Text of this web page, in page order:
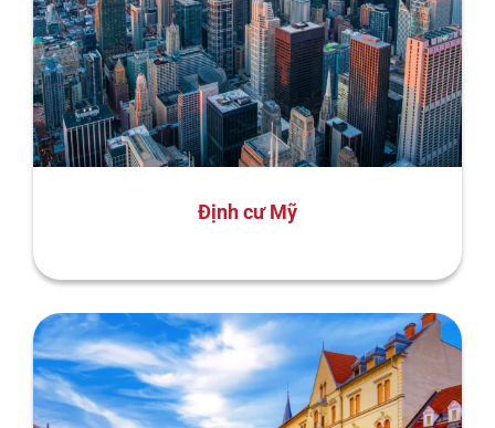
Định cư Mỹ